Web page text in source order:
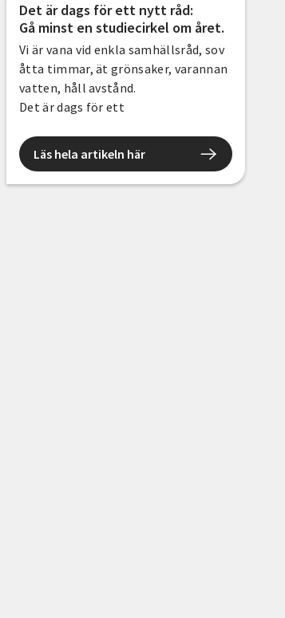
Det är dags för ett nytt råd:
Gå minst en studiecirkel om året.
Vi är vana vid enkla samhällsråd, sov
åtta timmar, ät grönsaker, varannan
vatten, håll avstånd.
Det är dags för ett
året. Inte bara för att lära dig något
nytt, utan för att förstå mer, möta
andra och bli en del av det
Läs hela artikeln här